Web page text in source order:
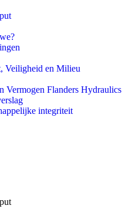
Veiligheid en Milieu
Vermogen Flanders Hydraulics
integriteit